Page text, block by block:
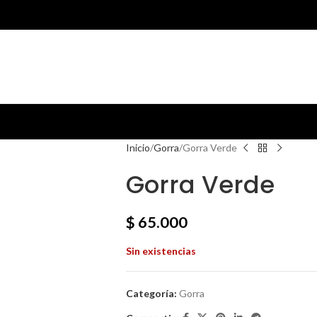
Inicio Gorra Gorra Verde
Gorra Verde
$ 65.000
Sin existencias
Categoría: Gorra